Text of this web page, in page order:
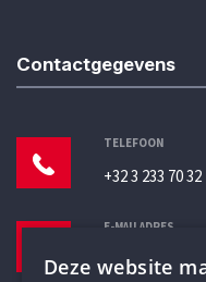
Contactgegevens
TELEFOON
+32 3 233 70 32
E-MAILADRES
Deze website